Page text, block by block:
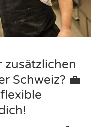
zusätzlichen
Schweiz? 💼